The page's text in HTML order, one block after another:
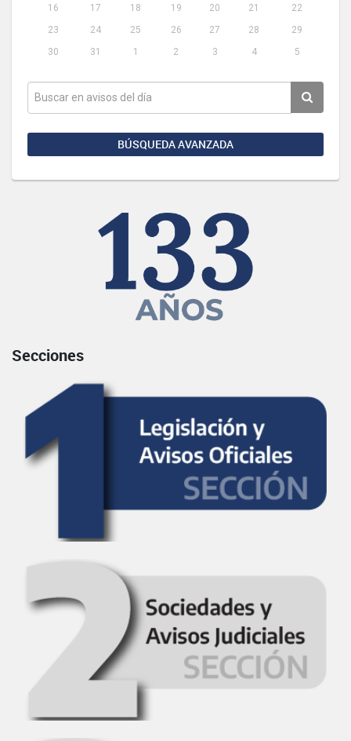
16
17 18 19 20 21
22
23
24 25 26 27 28
29
30
31 1 2 3 4 5
BÚSQUEDA AVANZADA
Secciones